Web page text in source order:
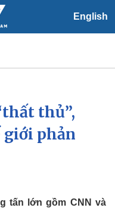
English
hội
24h
báo thời tiết
thủ”,
giới phản
tấn lớn gồm CNN và